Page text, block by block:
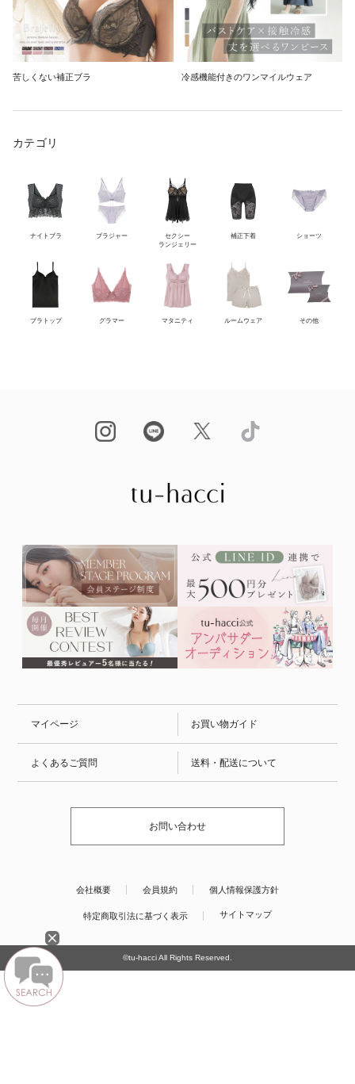
苦しくない補正ブラ 冷感機能付きのワンマイルウェア
カテゴリ
ナイトブラ ブラジャー
セクシー
ランジェリー
補正下着 ショーツ
ブラトップ グラマー マタニティ ルームウェア その他
マイページ お買い物ガイド
よくあるご質問 送料・配送について
お問い合わせ
会社概要 会員規約 個人情報保護方針
特定商取引法に基づく表示 サイトマップ
©tu-hacci All Rights Reserved.